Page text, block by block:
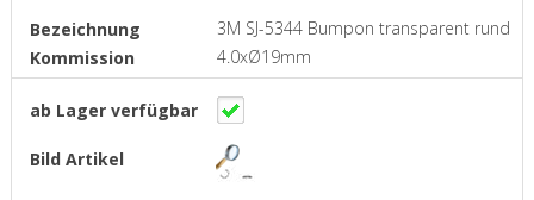
3M SJ-5344 Bumpon transparent rund
4.0xØ19mm